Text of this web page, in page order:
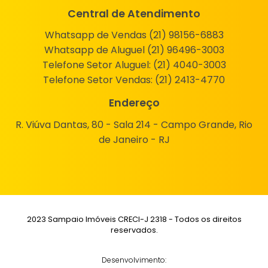
Central de Atendimento
Whatsapp de Vendas (21) 98156-6883
Whatsapp de Aluguel (21) 96496-3003
Telefone Setor Aluguel: (21) 4040-3003
Telefone Setor Vendas: (21) 2413-4770
Endereço
R. Viúva Dantas, 80 - Sala 214 - Campo Grande, Rio
de Janeiro - RJ
2023 Sampaio Imóveis CRECI-J 2318 - Todos os direitos
reservados.
Desenvolvimento: